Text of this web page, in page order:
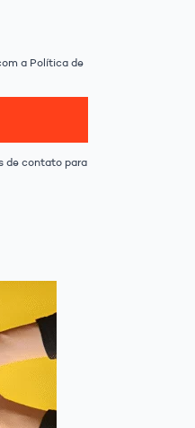
a Política de
de contato para